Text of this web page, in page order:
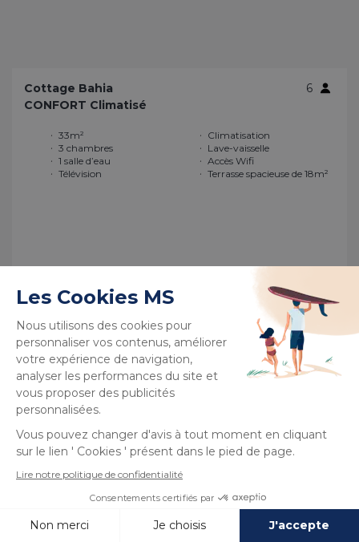
Cottage Bahia
6
CONFORT Climatisé
33m²
3 chambres
1 salle d’eau
Télévision
Climatisation
Lave-vaisselle
Accès Wifi
Terrasse spacieuse de 18m²
Voir plus